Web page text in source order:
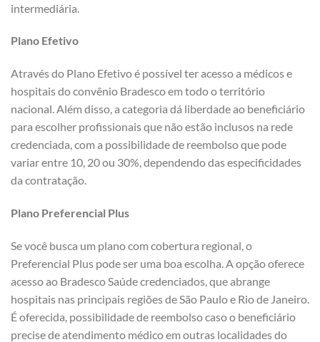
intermediária.
Plano Efetivo
Através do Plano Efetivo é possível ter acesso a médicos e
hospitais do convênio Bradesco em todo o território
nacional. Além disso, a categoria dá liberdade ao beneficiário
para escolher profissionais que não estão inclusos na rede
credenciada, com a possibilidade de reembolso que pode
variar entre 10, 20 ou 30%, dependendo das especificidades
da contratação.
Plano Preferencial Plus
Se você busca um plano com cobertura regional, o
Preferencial Plus pode ser uma boa escolha. A opção oferece
acesso ao Bradesco Saúde credenciados, que abrange
hospitais nas principais regiões de São Paulo e Rio de Janeiro.
É oferecida, possibilidade de reembolso caso o beneficiário
precise de atendimento médico em outras localidades do